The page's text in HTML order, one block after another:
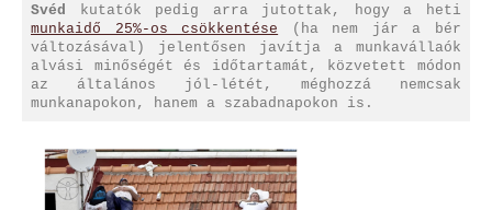
Svéd
kutatók pedig arra jutottak, hogy a heti
munkaidő 25%-os csökkentése (ha nem jár a bér
változásával) jelentősen javítja a munkavállaók
alvási minőségét és időtartamát, közvetett módon
az általános jól-létét, méghozzá nemcsak
munkanapokon, hanem a szabadnapokon is.